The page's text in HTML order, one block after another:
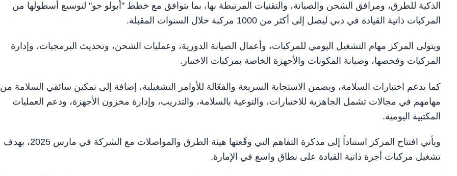
الذكية للطرق، ومرافق الشحن والصيانة، والتقنيات المرتبطة بها، بما يتوافق مع خطط "أبولو جو" لتوسيع أسطولها من
المركبات ذاتية القيادة في دبي ليصل إلى أكثر من 1000 مركبة خلال السنوات المقبلة.
ويتولى المركز مهام التشغيل اليومي للمركبات، وأعمال الصيانة الدورية، وعمليات الشحن، وتحديث البرمجيات، وإدارة
المركبات وفحصها، وصيانة المكونات والأجهزة الخاصة بمركبات الاختبار.
كما يدعم اختبارات السلامة، ويضمن الاستجابة السريعة والفعّالة للأوامر التشغيلية، إضافة إلى تمكين سائقي السلامة من
مهامهم في مجالات تشمل الجاهزية للاختبارات، والتوعية بالسلامة، والتدريب، وإدارة مخزون الأجهزة، ودعم العمليات
المكتبية اليومية.
ويأتي افتتاح المركز استناداً إلى مذكرة التفاهم التي وقّعتها هيئة الطرق والمواصلات مع الشركة في مارس 2025، بهدف
تشغيل مركبات أجرة ذاتية القيادة على نطاق واسع في الإمارة.